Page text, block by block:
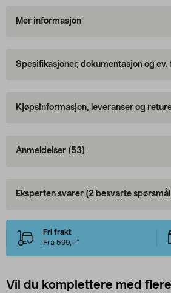
Mer informasjon
Spesifikasjoner, dokumentasjon og
Kjøpsinformasjon, leveranser og
Anmeldelser (53)
Eksperten svarer (2 besvarte
Fri frakt
Fra 599,–*
Vil du komplettere med